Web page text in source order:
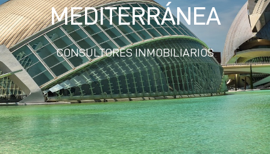
MEDITERRÁNEA
CONSULTORES INMOBILIARIOS